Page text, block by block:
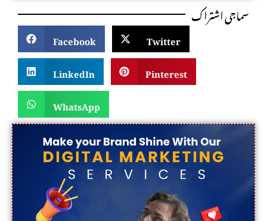
سماجی اشتراک
Facebook
Twitter
LinkedIn
Pinterest
WhatsApp